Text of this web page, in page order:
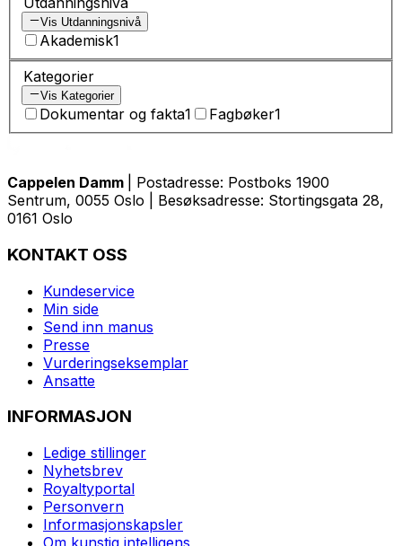
Vis Utdanningsnivå
Akademisk1
Kategorier
Vis Kategorier
Dokumentar og fakta1 Fagbøker1
Cappelen Damm
| Postadresse: Postboks 1900
Sentrum, 0055 Oslo | Besøksadresse: Stortingsgata 28,
0161 Oslo
KONTAKT OSS
Kundeservice
Min side
Send inn manus
Presse
Vurderingseksemplar
Ansatte
INFORMASJON
Ledige stillinger
Nyhetsbrev
Royaltyportal
Personvern
Informasjonskapsler